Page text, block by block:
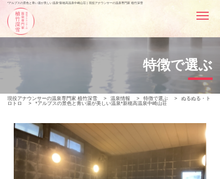
*アルプスの景色と青い湯が美しい温泉*新穂高温泉中崎山荘 | 現役アナウンサーの温泉専門家 植竹深雪
特徴で選ぶ
現役アナウンサーの温泉専門家 植竹深雪 > 温泉情報 > 特徴で選ぶ >
ぬるぬる・ト
ロトロ
> *アルプスの景色と青い湯が美しい温泉*新穂高温泉中崎山荘